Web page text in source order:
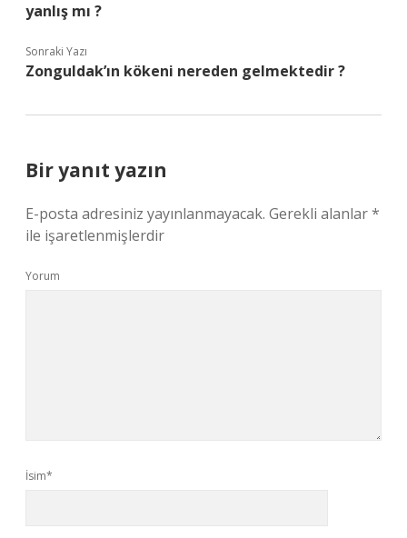
yanlış mı ?
Sonraki Yazı
Zonguldak’ın kökeni nereden gelmektedir ?
Bir yanıt yazın
E-posta adresiniz yayınlanmayacak. Gerekli alanlar*
ile işaretlenmişlerdir
Yorum
İsim*